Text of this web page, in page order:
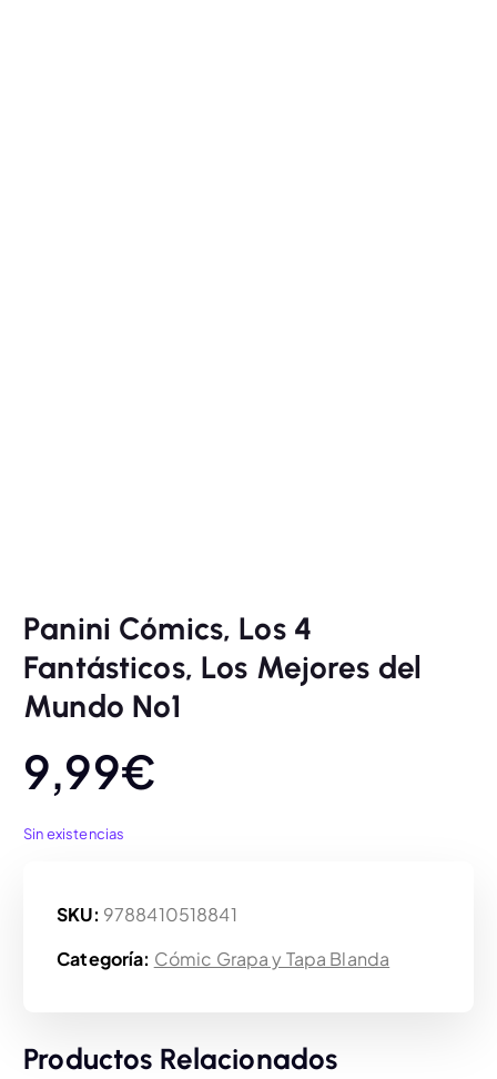
Panini Cómics, Los 4
Fantásticos, Los Mejores del
Mundo Nº1
9,99€
Sin existencias
SKU: 9788410518841
Categoría: Cómic Grapa y Tapa Blanda
Productos Relacionados